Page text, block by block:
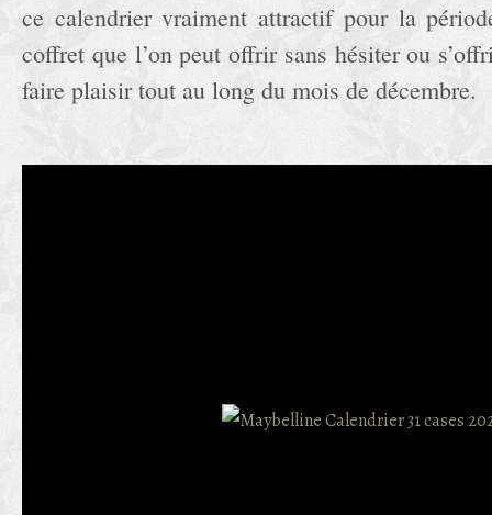
ce calendrier vraiment attractif pour la
coffret que l’on peut offrir sans hésiter ou
faire plaisir tout au long du mois de décembre.